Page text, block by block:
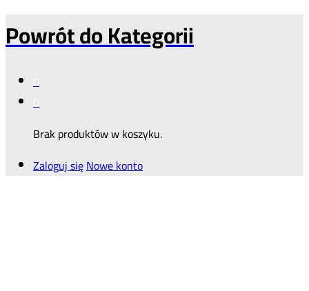
Powrót doKategorii
0
0
Brak produktów w koszyku.
Zaloguj sięNowe konto